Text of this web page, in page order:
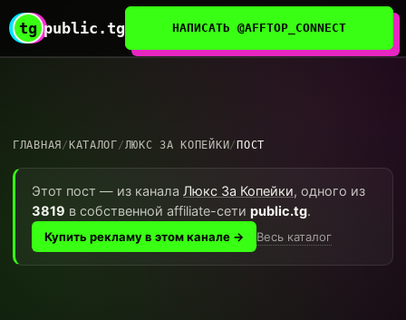
tg public.tg НАПИСАТЬ @AFFTOP_CONNECT
ГЛАВНАЯ / КАТАЛОГ/ЛЮКС ЗА КОПЕЙКИ/ ПОСТ
Этот пост — из канала Люкс За Копейки, одного из
3819 в собственной affiliate-сети public.tg.
Купить рекламу в этом канале → Весь каталог